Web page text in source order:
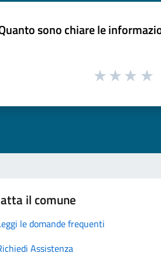
sono chiare le
il comune
le domande frequenti
Assistenza